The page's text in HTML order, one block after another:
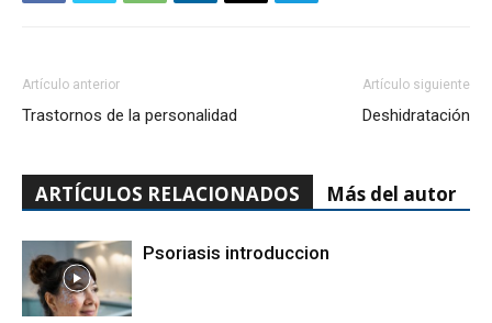
Artículo anterior
Trastornos de la personalidad
Artículo siguiente
Deshidratación
ARTÍCULOS RELACIONADOS Más del autor
Psoriasis introduccion